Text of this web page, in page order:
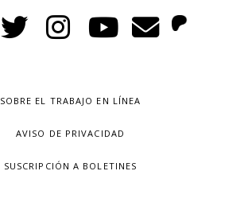
SOBRE EL TRABAJO EN LÍNEA
AVISO DE PRIVACIDAD
SUSCRIPCIÓN A BOLETINES